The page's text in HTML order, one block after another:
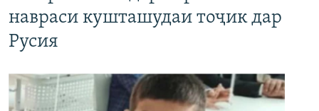
навраси кушташудаи тоҷик дар
Русия